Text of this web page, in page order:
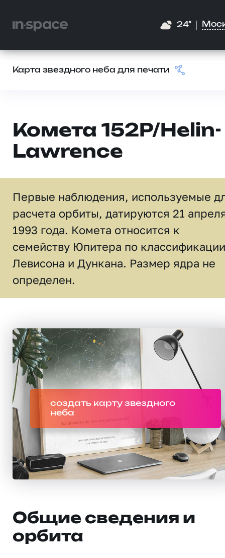
24°
Карта звездного неба для печати
Комета 152P/Helin-
Lawrence
Первые наблюдения, используемые
расчета орбиты, датируются 21
1993 года. Комета относится к
семейству Юпитера по классификации
Левисона и Дункана. Размер ядра не
определен.
создать карту звездного
неба
Общие сведения и
орбита